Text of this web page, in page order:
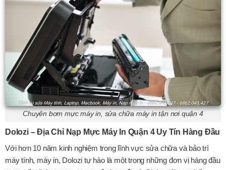
Chuyên bơm mực máy in, sửa chữa máy in tận nơi quận 4
Dolozi – Địa Chỉ Nạp Mực Máy In Quận 4 Uy Tín Hàng Đầu
Với hơn 10 năm kinh nghiệm trong lĩnh vực sửa chữa và bảo trì
máy tính, máy in, Dolozi tự hào là một trong những đơn vị hàng đầu